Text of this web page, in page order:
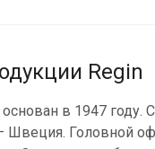
Regin
в 1947 году.
Швеция. Головной